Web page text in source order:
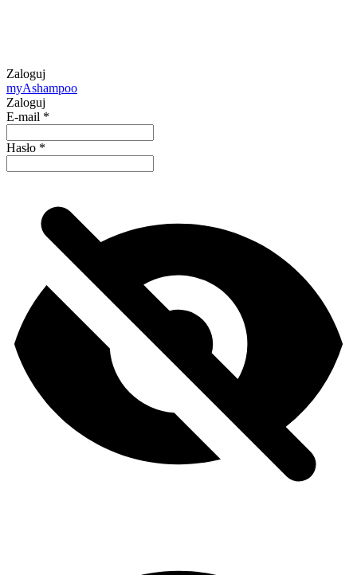
Zaloguj
myAshampoo
Zaloguj
E-mail *
Hasło *